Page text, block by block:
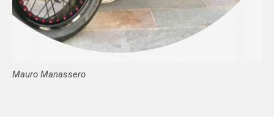
Mauro Manassero